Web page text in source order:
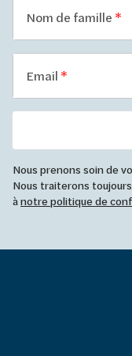
Nom de famille
Email
Nous prenons soin de
Nous traiterons
ànotre politique de